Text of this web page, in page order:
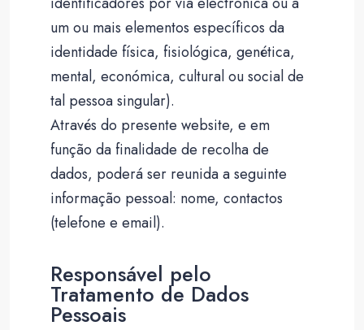
um ou mais elementos específicos da
identidade física, fisiológica, genética,
mental, económica, cultural ou social de
tal pessoa singular).
Através do presente website, e em
função da finalidade de recolha de
dados, poderá ser reunida a seguinte
informação pessoal: nome, contactos
(telefone e email).
Responsável pelo
Tratamento de Dados
Pessoais